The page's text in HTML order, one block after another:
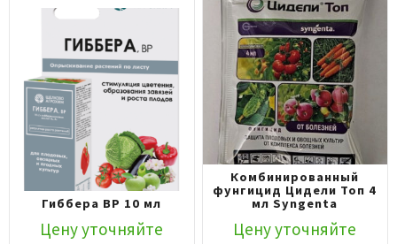
Гиббера ВР 10 мл
Цену уточняйте
Комбинированный
фунгицид Цидели Топ 4
мл Syngenta
Цену уточняйте